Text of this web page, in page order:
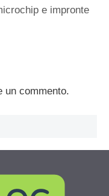
e impronte
un commento.